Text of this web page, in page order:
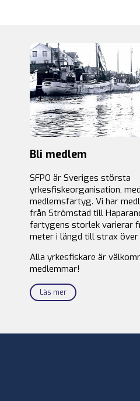
Bli medlem
SFPO är Sveriges största
yrkesfiskeorganisation,
medlemsfartyg. Vi har
från Strömstad till
fartygens storlek varierar
meter i längd till strax över
Alla yrkesfiskare är
medlemmar!
Läs mer